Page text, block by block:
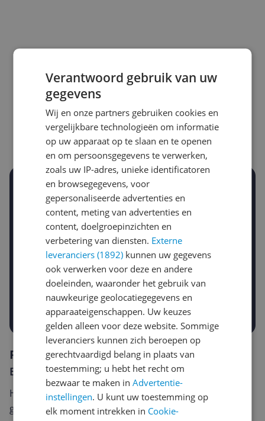
Laagste prijs ooit
€ 53,34
Hoogste prijs ooit
Goedkoopste nu
€ 79,99
Laatste prijsupdate
10-08-2026
Stel een alert in en mis geen prijsdaling
Krijg een seintje zodra de prijs zakt
Jouw e-mailadres
Gewenste daling of bedrag
-10% -15%
Gewenste prijs
€
Prijsalert aanzetten
Reviews
Er zijn nog geen reviews geschreven
Heb jij dit product in bezit en wil je graag je mening
geven? Start dan hieronder met het schrijven van je
Verantwoord gebruik van uw
gegevens
Wij en onze partners gebruiken cookies en
vergelijkbare technologieën om informatie
op uw apparaat op te slaan en te openen
en om persoonsgegevens te verwerken,
zoals uw IP-adres, unieke identificatoren
en browsegegevens, voor
gepersonaliseerde advertenties en
content, meting van advertenties en
content, doelgroepinzichten en
verbetering van diensten. Externe
leveranciers (1892) kunnen uw gegevens
ook verwerken voor deze en andere
doeleinden, waaronder het gebruik van
nauwkeurige geolocatiegegevens en
apparaateigenschappen. Uw keuzes
gelden alleen voor deze website. Sommige
leveranciers kunnen zich beroepen op
gerechtvaardigd belang in plaats van
toestemming; u hebt het recht om
bezwaar te maken inAdvertentie-
instellingen. U kunt uw toestemming op
elk moment intrekken in Cookie-